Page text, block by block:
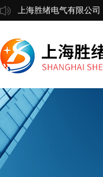
上海胜绪电气有限公司